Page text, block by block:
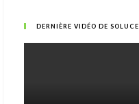
DERNIÈRE VIDÉO DE SOLUCE